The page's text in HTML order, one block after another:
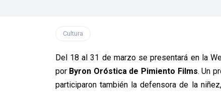
Cultura
Del 18 al 31 de marzo se presentará en la
por Byron Oróstica de Pimiento Films. Un
participaron también la defensora de la niñez,